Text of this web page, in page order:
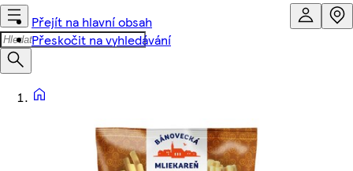
Přejít na hlavní obsah
Přeskočit na vyhledávání